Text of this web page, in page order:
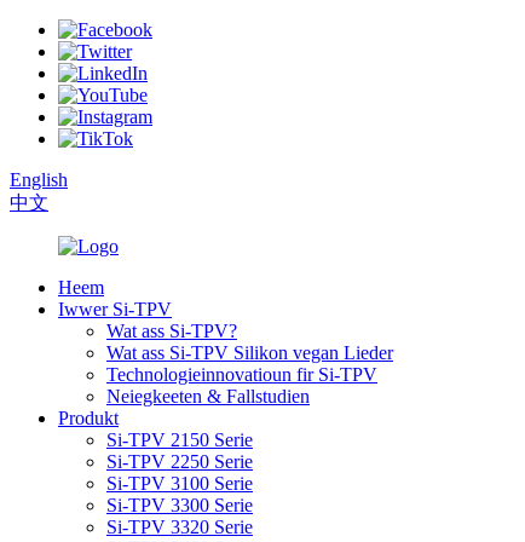
English
中文
Heem
Iwwer Si-TPV
Wat ass Si-TPV?
Wat ass Si-TPV Silikon vegan Lieder
Technologieinnovatioun fir Si-TPV
Neiegkeeten & Fallstudien
Produkt
Si-TPV 2150 Serie
Si-TPV 2250 Serie
Si-TPV 3100 Serie
Si-TPV 3300 Serie
Si-TPV 3320 Serie